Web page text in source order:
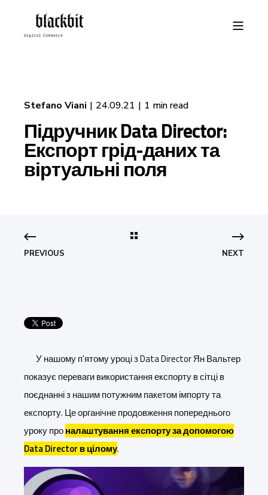
Stefano Viani 24.09.21 1 min read
Підручник Data Director:
Експорт грід-даних та
віртуальні поля
PREVIOUS NEXT
У нашому п'ятому уроці з Data Director Ян Вальтер
показує переваги використання експорту в сітці в
поєднанні з нашим потужним пакетом імпорту та
експорту. Це органічне продовження попереднього
уроку проналаштування експорту за допомогою
Data Director в цілому.